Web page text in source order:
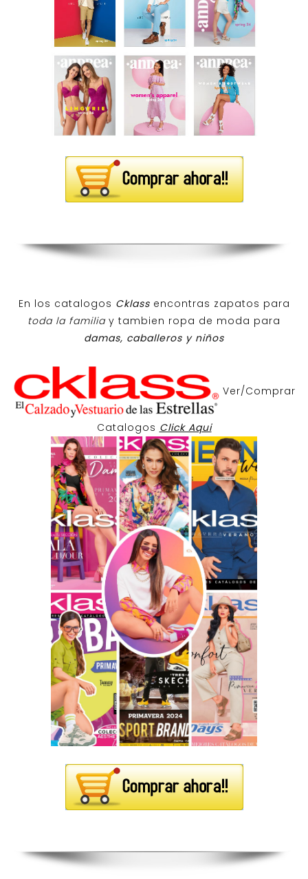
En los catalogos Cklass encontras zapatos para
toda la familiay tambien ropa de moda para
damas, caballeros y niños
Ver/Comprar
Catalogos Click Aqui